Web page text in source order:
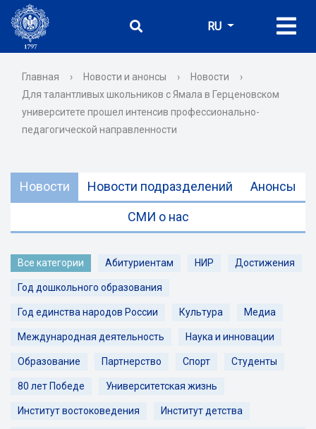
RU
Главная › Новости и анонсы › Новости
›
Для талантливых школьников с Ямала в Герценовском
университете прошел интенсив профессионально-
педагогической направленности
Новости Новости подразделений Анонсы
СМИ о нас
Все категории Абитуриентам НИР Достижения
Год дошкольного образования
Год единства народов России Культура Медиа
Международная деятельность Наука и инновации
Образование Партнерство Спорт Студенты
80 лет Победе Университетская жизнь
Институт востоковедения Институт детства